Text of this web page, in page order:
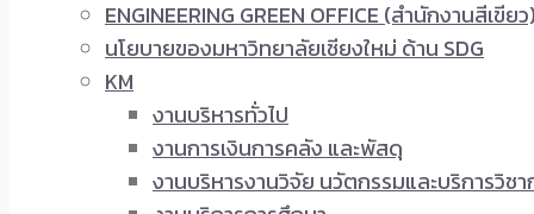
ENGINEERING GREEN OFFICE (สำนักงานสีเขีย
นโยบายของมหาวิทยาลัยเชียงใหม่ ด้าน SDG
KM
งานบริหารทั่วไป
งานการเงินการคลัง และพัสดุ
งานบริหารงานวิจัย นวัตกรรมและบริการวิชา